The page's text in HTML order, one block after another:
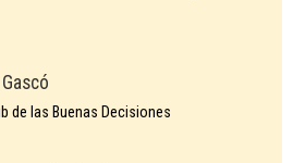
de las Buenas Decisiones